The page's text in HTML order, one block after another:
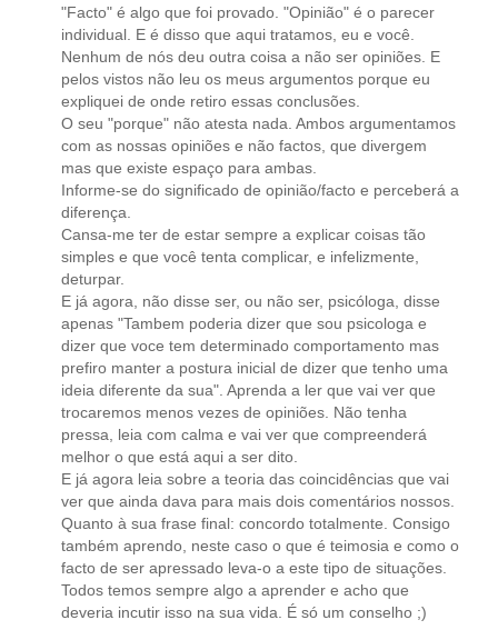
"Facto" é algo que foi provado. "Opinião" é o parecer
individual. E é disso que aqui tratamos, eu e você.
Nenhum de nós deu outra coisa a não ser opiniões. E
pelos vistos não leu os meus argumentos porque eu
expliquei de onde retiro essas conclusões.
O seu "porque" não atesta nada. Ambos argumentamos
com as nossas opiniões e não factos, que divergem
mas que existe espaço para ambas.
Informe-se do significado de opinião/facto e perceberá a
diferença.
Cansa-me ter de estar sempre a explicar coisas tão
simples e que você tenta complicar, e infelizmente,
deturpar.
E já agora, não disse ser, ou não ser, psicóloga, disse
apenas "Tambem poderia dizer que sou psicologa e
dizer que voce tem determinado comportamento mas
prefiro manter a postura inicial de dizer que tenho uma
ideia diferente da sua". Aprenda a ler que vai ver que
trocaremos menos vezes de opiniões. Não tenha
pressa, leia com calma e vai ver que compreenderá
melhor o que está aqui a ser dito.
E já agora leia sobre a teoria das coincidências que vai
ver que ainda dava para mais dois comentários nossos.
Quanto à sua frase final: concordo totalmente. Consigo
também aprendo, neste caso o que é teimosia e como o
facto de ser apressado leva-o a este tipo de situações.
Todos temos sempre algo a aprender e acho que
deveria incutir isso na sua vida. É só um conselho ;)